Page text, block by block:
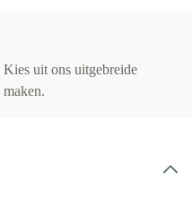
uit ons uitgebreide